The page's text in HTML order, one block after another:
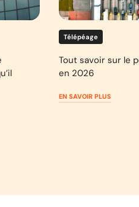
Télépéage
Tout savoir sur le
en 2026
EN SAVOIR PLUS